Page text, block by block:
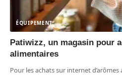
ÉQUIPEMENT
Patiwizz, un magasin pour
alimentaires
Pour les achats sur internet